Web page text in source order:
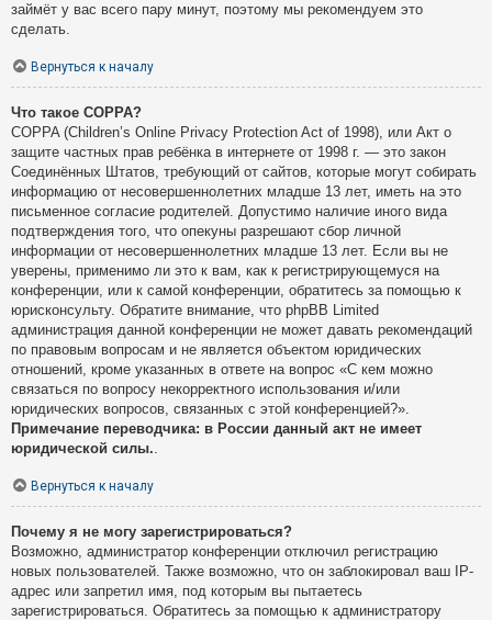
займёт у вас всего пару минут, поэтому мы рекомендуем это
сделать.
Вернуться к началу
Что такое COPPA?
COPPA (Children’s Online Privacy Protection Act of 1998), или Акт о
защите частных прав ребёнка в интернете от 1998 г. — это закон
Соединённых Штатов, требующий от сайтов, которые могут собирать
информацию от несовершеннолетних младше 13 лет, иметь на это
письменное согласие родителей. Допустимо наличие иного вида
подтверждения того, что опекуны разрешают сбор личной
информации от несовершеннолетних младше 13 лет. Если вы не
уверены, применимо ли это к вам, как к регистрирующемуся на
конференции, или к самой конференции, обратитесь за помощью к
юрисконсульту. Обратите внимание, что phpBB Limited
администрация данной конференции не может давать рекомендаций
по правовым вопросам и не является объектом юридических
отношений, кроме указанных в ответе на вопрос «С кем можно
связаться по вопросу некорректного использования и/или
юридических вопросов, связанных с этой конференцией?».
Примечание переводчика: в России данный акт не имеет
юридической силы..
Вернуться к началу
Почему я не могу зарегистрироваться?
Возможно, администратор конференции отключил регистрацию
новых пользователей. Также возможно, что он заблокировал ваш IP-
адрес или запретил имя, под которым вы пытаетесь
зарегистрироваться. Обратитесь за помощью к администратору